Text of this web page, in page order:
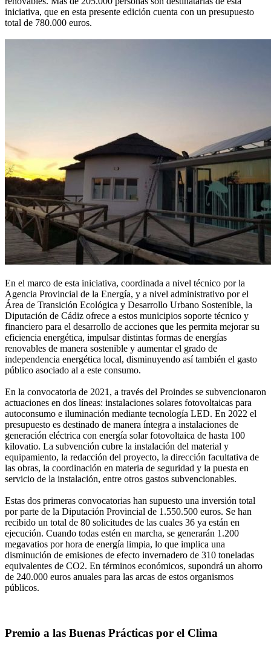
iniciativa, que en esta presente edición cuenta con un presupuesto
total de 780.000 euros.
En el marco de esta iniciativa, coordinada a nivel técnico por la
Agencia Provincial de la Energía, y a nivel administrativo por el
Área de Transición Ecológica y Desarrollo Urbano Sostenible, la
Diputación de Cádiz ofrece a estos municipios soporte técnico y
financiero para el desarrollo de acciones que les permita mejorar su
eficiencia energética, impulsar distintas formas de energías
renovables de manera sostenible y aumentar el grado de
independencia energética local, disminuyendo así también el gasto
público asociado al a este consumo.
En la convocatoria de 2021, a través del Proindes se subvencionaron
actuaciones en dos líneas: instalaciones solares fotovoltaicas para
autoconsumo e iluminación mediante tecnología LED. En 2022 el
presupuesto es destinado de manera íntegra a instalaciones de
generación eléctrica con energía solar fotovoltaica de hasta 100
kilovatio. La subvención cubre la instalación del material y
equipamiento, la redacción del proyecto, la dirección facultativa de
las obras, la coordinación en materia de seguridad y la puesta en
servicio de la instalación, entre otros gastos subvencionables.
Estas dos primeras convocatorias han supuesto una inversión total
por parte de la Diputación Provincial de 1.550.500 euros. Se han
recibido un total de 80 solicitudes de las cuales 36 ya están en
ejecución. Cuando todas estén en marcha, se generarán 1.200
megavatios por hora de energía limpia, lo que implica una
disminución de emisiones de efecto invernadero de 310 toneladas
equivalentes de CO2. En términos económicos, supondrá un ahorro
de 240.000 euros anuales para las arcas de estos organismos
públicos.
Premio a las Buenas Prácticas por el Clima